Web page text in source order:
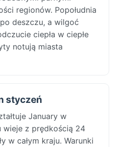
regionów. Popołudnia
deszczu, a wilgoć
ciepła w ciepłe
notują miasta
styczeń
January w
wieje z prędkością 24
w całym kraju. Warunki